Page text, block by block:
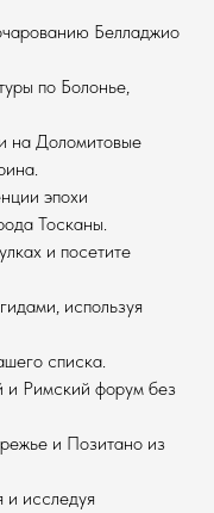
Белладжио
по Болонье,
на Доломитовые
эпохи
Тосканы.
и посетите
используя
списка.
и Римский форум без
и Позитано из
и исследуя